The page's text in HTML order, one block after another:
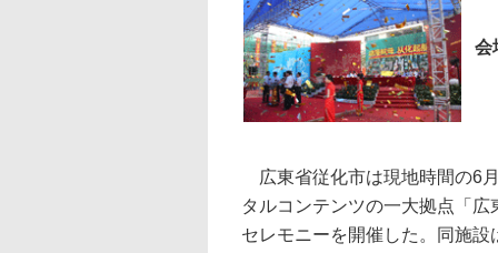
会
広東省従化市は現地時間の6
タルコンテンツの一大拠点「
セレモニーを開催した。同施設